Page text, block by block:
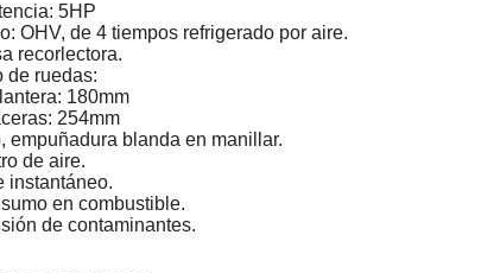
5HP
OHV, de 4 tiempos refrigerado por aire.
recorlectora.
de ruedas:
180mm
254mm
empuñadura blanda en manillar.
de aire.
instantáneo.
en combustible.
de contaminantes.